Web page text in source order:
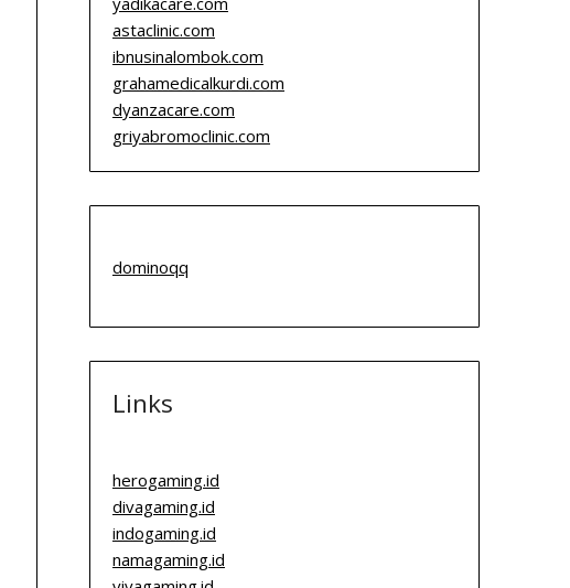
astaclinic.com
ibnusinalombok.com
grahamedicalkurdi.com
dyanzacare.com
griyabromoclinic.com
dominoqq
Links
herogaming.id
divagaming.id
indogaming.id
namagaming.id